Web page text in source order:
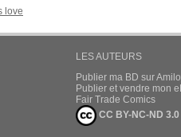
love
LES AUTEURS
Publier ma BD sur
Publier et vendre mon
Fair Trade Comics
CC BY-NC-ND 3.0